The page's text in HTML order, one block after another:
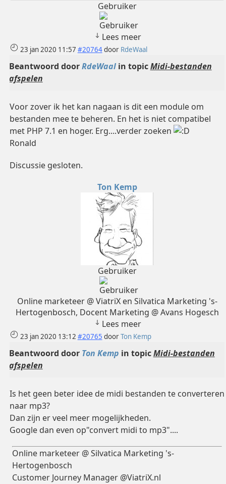
Gebruiker
Lees meer
23 jan 2020 11:57 #20764door RdeWaal
Beantwoord doorRdeWaalin topicMidi-bestanden
afspelen
Voor zover ik het kan nagaan is dit een module om
bestanden mee te beheren. En het is niet compatibel
met PHP 7.1 en hoger. Erg....verder zoeken
Ronald
Discussie gesloten.
Ton Kemp
Gebruiker
Online marketeer @ ViatriX en Silvatica Marketing 's-
Hertogenbosch, Docent Marketing @ Avans Hogesch
Lees meer
23 jan 2020 13:12 #20765 doorTon Kemp
Beantwoord door Ton Kemp in topicMidi-bestanden
afspelen
Is het geen beter idee de midi bestanden te converteren
naar mp3?
Dan zijn er veel meer mogelijkheden.
Google dan even op"convert midi to mp3"....
Online marketeer @ Silvatica Marketing 's-
Hertogenbosch
Customer Journey Manager @ViatriX.nl